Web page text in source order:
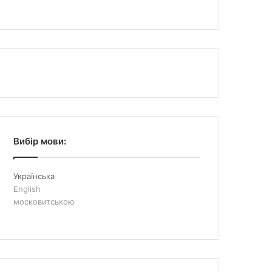
Вибір мови:
Українська
English
московитською